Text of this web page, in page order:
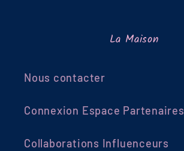
La Maison
Nous contacter
Connexion Espace Partenaires
Collaborations Influenceurs